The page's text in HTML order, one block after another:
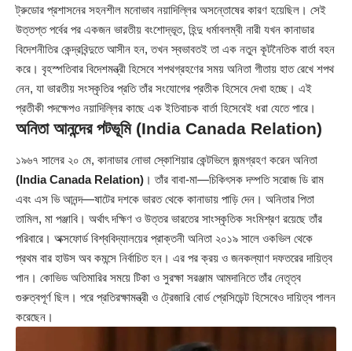
ট্রুডোর প্রশাসনের সহনশীল মনোভাব নয়াদিল্লির অসন্তোষের কারণ হয়েছিল। সেই
উত্তপ্ত পর্বের পর একজন ভারতীয় বংশোদ্ভূত, হিন্দু ধর্মাবলম্বী নারী যখন কানাডার
বিদেশনীতির কেন্দ্রবিন্দুতে আসীন হন, তখন স্বভাবতই তা এক নতুন কূটনৈতিক বার্তা বহন
করে। বৃহস্পতিবার বিদেশমন্ত্রী হিসেবে শপথগ্রহণের সময় অনিতা গীতায় হাত রেখে শপথ
নেন, যা ভারতীয় সংস্কৃতির প্রতি তাঁর সংযোগের প্রতীক হিসেবে দেখা হচ্ছে। এই
প্রতীকী পদক্ষেপও নয়াদিল্লির কাছে এক ইতিবাচক বার্তা হিসেবেই ধরা যেতে পারে।
অনিতা আনন্দের পটভূমি (India Canada Relation)
১৯৬৭ সালের ২০ মে, কানাডার নোভা স্কোশিয়ার কেন্টভিলে জন্মগ্রহণ করেন অনিতা
(India Canada Relation) । তাঁর বাবা-মা—চিকিৎসক দম্পতি সরোজ ডি রাম
এবং এস ভি আনন্দ—ষাটের দশকে ভারত থেকে কানাডায় পাড়ি দেন। অনিতার পিতা
তামিল, মা পঞ্জাবি। অর্থাৎ দক্ষিণ ও উত্তর ভারতের সাংস্কৃতিক সংমিশ্রণ রয়েছে তাঁর
পরিবারে। অক্সফোর্ড বিশ্ববিদ্যালয়ের প্রাক্তনী অনিতা ২০১৯ সালে ওকভিল থেকে
প্রথম বার হাউস অব কমন্সে নির্বাচিত হন। এর পর ক্রয় ও জনকল্যাণ দফতরের দায়িত্ব
পান। কোভিড অতিমারির সময়ে টিকা ও সুরক্ষা সরঞ্জাম আমদানিতে তাঁর নেতৃত্ব
গুরুত্বপূর্ণ ছিল। পরে প্রতিরক্ষামন্ত্রী ও ট্রেজারি বোর্ড প্রেসিডেন্ট হিসেবেও দায়িত্ব পালন
করেছেন।